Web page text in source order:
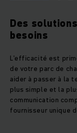
Des
besoins
L’efficacité est
de votre parc de
aider à passer à la
plus simple et la
communication
fournisseur unique